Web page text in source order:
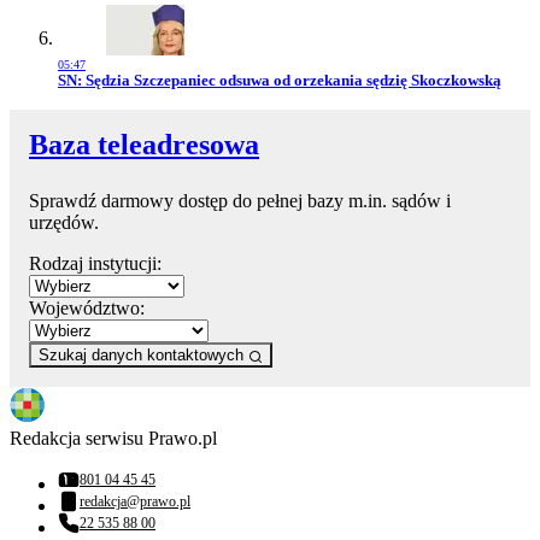
05:47
Przejdź do artykułu:
SN: Sędzia Szczepaniec odsuwa od orzekania sędzię Skoczkowską
Baza teleadresowa
Sprawdź darmowy dostęp do pełnej bazy m.in. sądów i
urzędów.
Rodzaj instytucji:
Województwo:
Szukaj danych kontaktowych
Redakcja serwisu Prawo.pl
Numer telefonu:
801 04 45 45
Adres email:
redakcja@prawo.pl
Numer telefonu:
22 535 88 00